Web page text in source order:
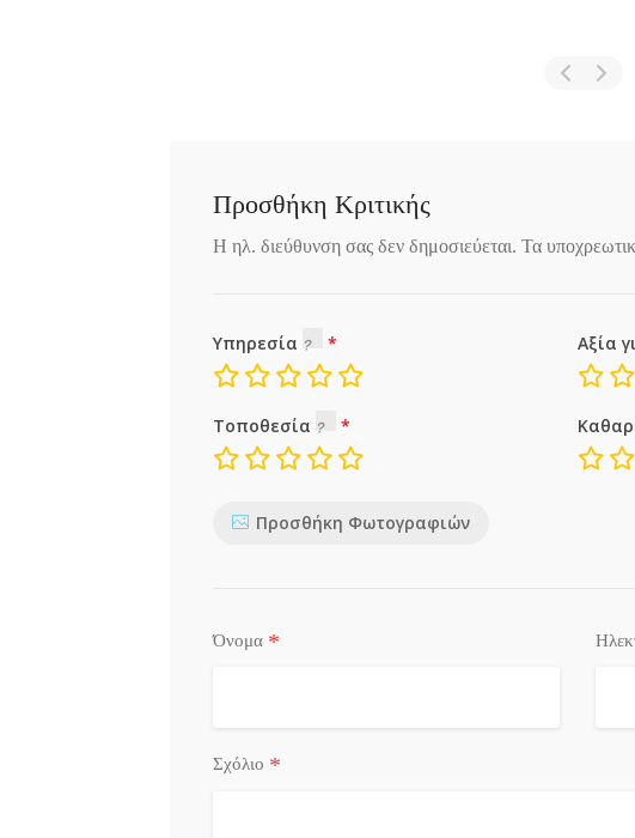
Προσθήκη Κριτικής
Η ηλ. διεύθυνση σας δεν δημοσιεύεται. Τα
Υπηρεσία Αξία
Τοποθεσία
Προσθήκη Φωτογραφιών
Όνομα *
Σχόλιο *